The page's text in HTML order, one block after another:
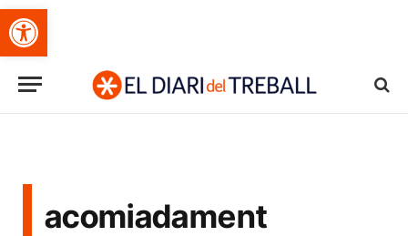
Obre la barra d'eines
acomiadament